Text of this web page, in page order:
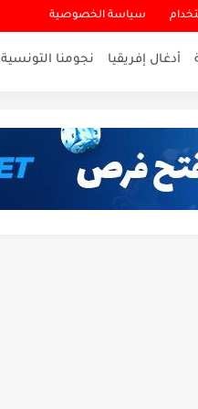
سياسة الخصوصية
أدغال إفريقيا نجومنا التونسية